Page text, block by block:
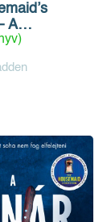
A
otthona -